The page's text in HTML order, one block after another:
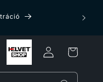
Bejelentkezés
Kosár